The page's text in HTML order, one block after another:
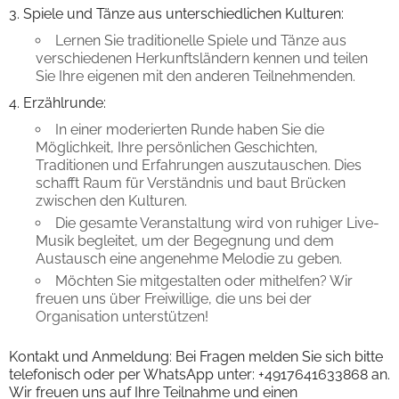
Spiele und Tänze aus unterschiedlichen Kulturen:
Lernen Sie traditionelle Spiele und Tänze aus
verschiedenen Herkunftsländern kennen und teilen
Sie Ihre eigenen mit den anderen Teilnehmenden.
Erzählrunde:
In einer moderierten Runde haben Sie die
Möglichkeit, Ihre persönlichen Geschichten,
Traditionen und Erfahrungen auszutauschen. Dies
schafft Raum für Verständnis und baut Brücken
zwischen den Kulturen.
Die gesamte Veranstaltung wird von ruhiger Live-
Musik begleitet, um der Begegnung und dem
Austausch eine angenehme Melodie zu geben.
Möchten Sie mitgestalten oder mithelfen? Wir
freuen uns über Freiwillige, die uns bei der
Organisation unterstützen!
Kontakt und Anmeldung: Bei Fragen melden Sie sich bitte
telefonisch oder per WhatsApp unter: +4917641633868 an.
Wir freuen uns auf Ihre Teilnahme und einen